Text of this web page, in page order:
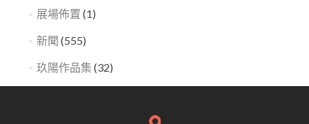
展場佈置 (1)
新聞 (555)
玖陽作品集 (32)